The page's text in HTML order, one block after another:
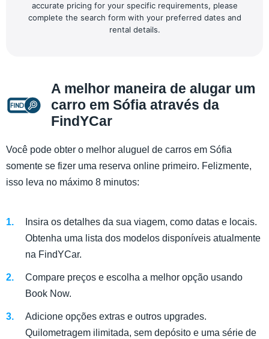
accurate pricing for your specific requirements, please
complete the search form with your preferred dates and
rental details.
A melhor maneira de alugar um
carro em Sófia através da
FindYCar
Você pode obter o melhor aluguel de carros em Sófia
somente se fizer uma reserva online primeiro. Felizmente,
isso leva no máximo 8 minutos:
Insira os detalhes da sua viagem, como datas e locais.
Obtenha uma lista dos modelos disponíveis atualmente
na FindYCar.
Compare preços e escolha a melhor opção usando
Book Now.
Adicione opções extras e outros upgrades.
Quilometragem ilimitada, sem depósito e uma série de